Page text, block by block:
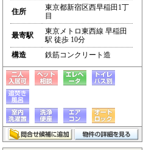
住所
東京都新宿区西早稲田1丁
目
最寄駅
東京メトロ東西線 早稲田
駅 徒歩 10分
構造
鉄筋コンクリート造